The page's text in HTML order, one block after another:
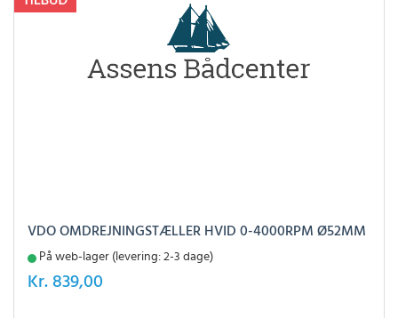
VDO OMDREJNINGSTÆLLER HVID 0-4000RPM Ø52MM
På web-lager (levering: 2-3 dage)
Kr. 839,00